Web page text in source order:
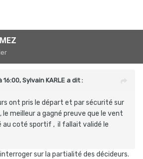
16:00, Sylvain KARLE a dit :
ont pris le départ et par sécurité sur
le meilleur a gagné preuve que le vent
au coté sportif , il fallait validé le
sur la partialité des décideurs.